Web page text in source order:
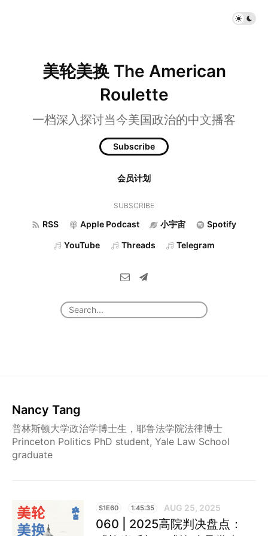
美轮美换 The American
Roulette
一档深入探讨当今美国政治的中文播客
Subscribe
会员计划
SUBSCRIBE
RSS Apple Podcast 小宇宙 Spotify
YouTube Threads Telegram
Nancy Tang
普林斯顿大学政治学博士生，耶鲁法学院法律博士
Princeton Politics PhD student, Yale Law School
graduate
S1E60 1:45:35 AUG 25, 2025
060 | 2025高院判决盘点：